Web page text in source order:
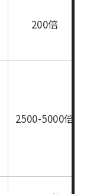
200倍
2500-5000倍